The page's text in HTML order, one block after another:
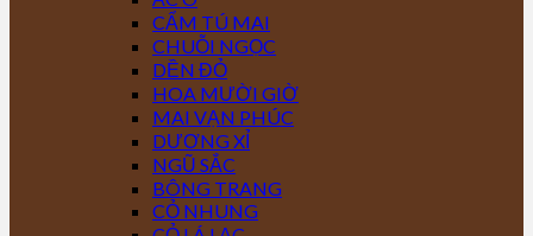
CẨM TÚ MAI
CHUỖI NGỌC
DỀN ĐỎ
HOA MƯỜI GIỜ
MAI VẠN PHÚC
DƯƠNG XỈ
NGŨ SẮC
BÔNG TRANG
CỎ NHUNG